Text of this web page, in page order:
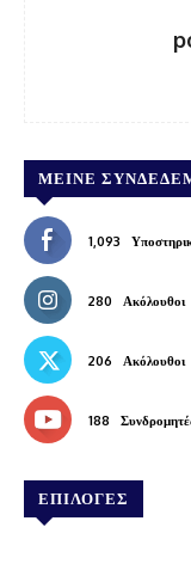
ΜΕΊΝΕ
1,093
280 Ακόλουθοι
206 Ακόλουθοι
188
ΕΠΙΛΟΓΕΣ